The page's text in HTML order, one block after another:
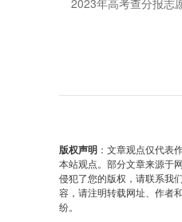
版权声明 ：文章观点仅代表
本站观点。部分文章来源于
侵犯了您的版权，请联系我
容，请注明转载网址、作者
纷。